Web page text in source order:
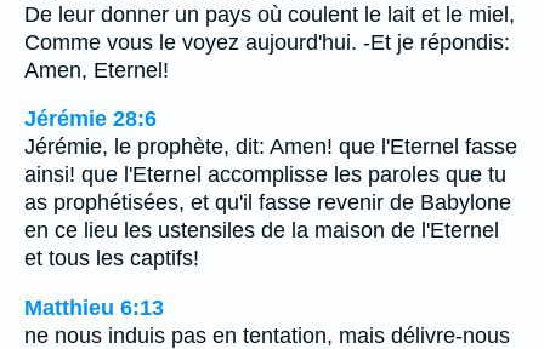
De leur donner un pays où coulent le lait et le miel,
Comme vous le voyez aujourd'hui. -Et je répondis:
Amen, Eternel!
Jérémie 28:6
Jérémie, le prophète, dit: Amen! que l'Eternel fasse
ainsi! que l'Eternel accomplisse les paroles que tu
as prophétisées, et qu'il fasse revenir de Babylone
en ce lieu les ustensiles de la maison de l'Eternel
et tous les captifs!
Matthieu 6:13
ne nous induis pas en tentation, mais délivre-nous